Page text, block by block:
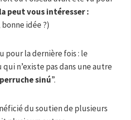
peut vous intéresser :
idée ?)
pour la dernière fois : le
n’existe pas dans une autre
perruche sinú”.
du soutien de plusieurs